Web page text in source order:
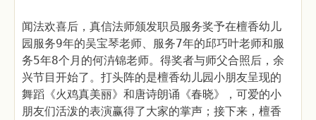
闻法欢喜后，真信法师颁发职员服务奖予在檀香幼儿
园服务9年的吴宝琴老师、服务7年的邱巧叶老师和服
务5年8个月的何泋锦老师。得奖者与师父合照后，余
兴节目开始了。打头阵的是檀香幼儿园小朋友呈现的
舞蹈《火鸡真美丽》和唐诗朗诵《春晓》，可爱的小
朋友们活泼的表演赢得了大家的掌声；接下来，檀香